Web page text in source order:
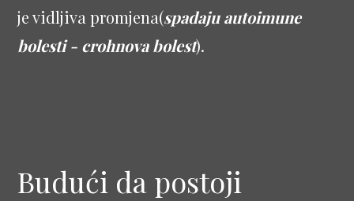
je vidljiva promjena(spadaju autoimune
bolesti - crohnova bolest).
Budući da postoji